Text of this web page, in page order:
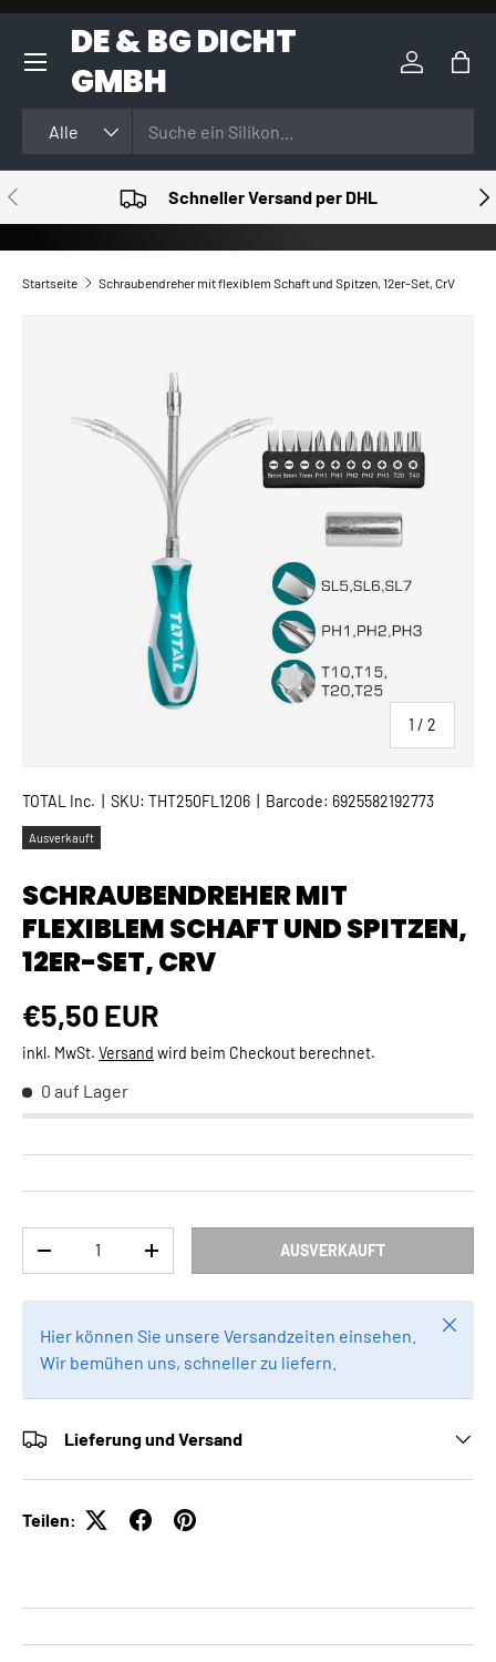
DIREKT ZUM INHALT
DE & BG DICHT
GMBH
Alle
Einloggen
VORHERIGE Schneller Versand per DHL
Startseite Schraubendreher mit flexiblem Schaft und Spitzen, 12er-Set, CrV
1 / von
2
TOTAL Inc. SKU: THT250FL1206 Barcode: 6925582192773
Ausverkauft
SCHRAUBENDREHER MIT
FLEXIBLEM SCHAFT UND SPITZEN,
12ER-SET, CRV
Normaler Preis
€5,50 EUR
inkl. MwSt. Versand wird beim Checkout berechnet.
0 auf Lager
MENGE VERRINGERNMENGE ERHÖHEN AUSVERKAUFT
Hier können Sie unsere Versandzeiten einsehen.
Wir bemühen uns, schneller zu liefern.
Lieferung und Versand
Teilen: